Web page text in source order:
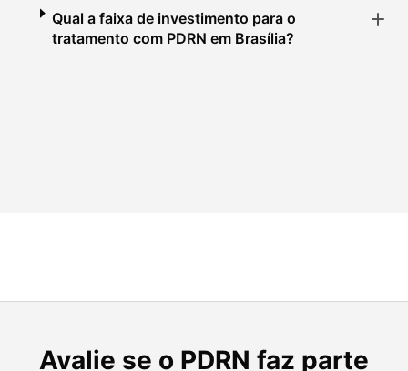
Qual a faixa de investimento para o
tratamento com PDRN em Brasília?
Avalie se o PDRN faz parte